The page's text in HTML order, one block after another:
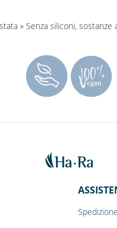
» Senza siliconi,